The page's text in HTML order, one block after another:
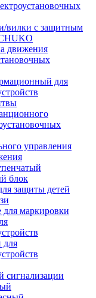
вилки с защитным
движения
для
управления
блок
защиты детей
маркировки
для
сигнализации